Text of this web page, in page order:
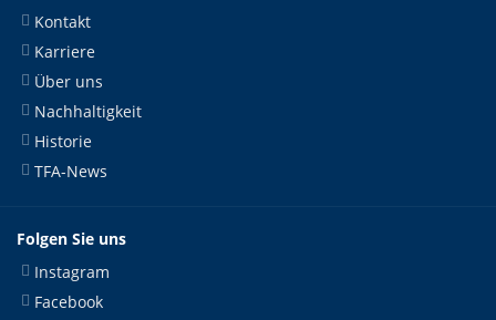
Kontakt
Karriere
Über uns
Nachhaltigkeit
Historie
TFA-News
Folgen Sie uns
Instagram
Facebook